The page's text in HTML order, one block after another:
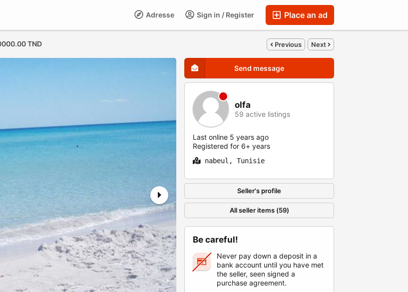
Place an ad
Sign in / Register
Adresse
TND Previous Next
Send message
olfa
59 active listings
Last online 5 years ago
Registered for 6+ years
nabeul, Tunisie
Seller's profile
All seller items (59)
Be careful!
Never pay down a deposit in a
bank account until you have met
the seller, seen signed a
purchase agreement.